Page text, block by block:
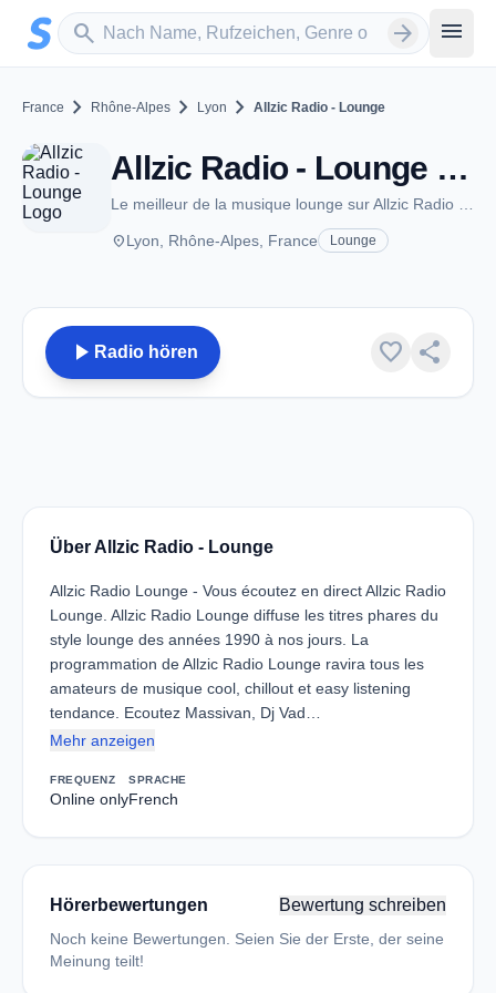
Zum Hauptinhalt springen
search
Sender suchen arrow_forward menu
France chevron_right Rhône-Alpes chevron_right Lyon chevron_right Allzic Radio - Lounge
Allzic Radio - Lounge - Lyon
placeLyon, Rhône-Alpes, France Lounge
play_arrow Radio hören favorite share
Über Allzic Radio - Lounge
Allzic Radio Lounge - Vous écoutez en direct Allzic Radio
Lounge. Allzic Radio Lounge diffuse les titres phares du
style lounge des années 1990 à nos jours. La
programmation de Allzic Radio Lounge ravira tous les
amateurs de musique cool, chillout et easy listening
tendance. Ecoutez Massivan, Dj Vad…
Mehr anzeigen
FREQUENZ
Online only
SPRACHE
French
Hörerbewertungen Bewertung schreiben
Noch keine Bewertungen. Seien Sie der Erste, der seine
Meinung teilt!